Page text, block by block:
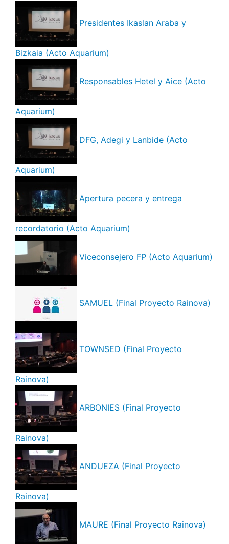
Presidentes Ikaslan Araba y
Bizkaia (Acto Aquarium)
Responsables Hetel y Aice (Acto
Aquarium)
DFG, Adegi y Lanbide (Acto
Aquarium)
Apertura pecera y entrega
recordatorio (Acto Aquarium)
Viceconsejero FP (Acto Aquarium)
SAMUEL (Final Proyecto Rainova)
TOWNSED (Final Proyecto
Rainova)
ARBONIES (Final Proyecto
Rainova)
ANDUEZA (Final Proyecto
Rainova)
MAURE (Final Proyecto Rainova)